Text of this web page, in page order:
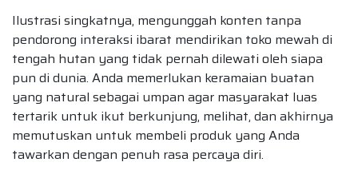
Ilustrasi singkatnya, mengunggah konten tanpa
pendorong interaksi ibarat mendirikan toko mewah di
tengah hutan yang tidak pernah dilewati oleh siapa
pun di dunia. Anda memerlukan keramaian buatan
yang natural sebagai umpan agar masyarakat luas
tertarik untuk ikut berkunjung, melihat, dan akhirnya
memutuskan untuk membeli produk yang Anda
tawarkan dengan penuh rasa percaya diri.